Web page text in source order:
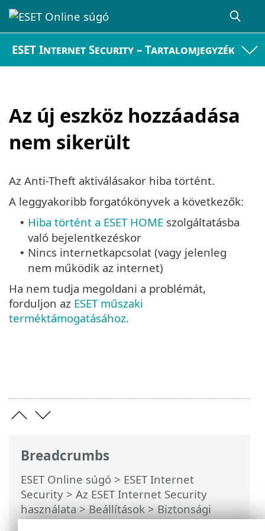
ESET Internet Security – Tartalomjegyzék
Az új eszköz hozzáadása
nem sikerült
Breadcrumbs
ESET Online súgó > ESET Internet
Security > Az ESET Internet Security
használata>Beállítások>Biztonsági
eszközök>Anti-Theft>
Az Anti-Theft aktiválásakor hiba történt.
A leggyakoribb forgatókönyvek a következők:
• Hiba történt a ESET HOME szolgáltatásba
való bejelentkezéskor
• Nincs internetkapcsolat (vagy jelenleg
nem működik az internet)
Ha nem tudja megoldani a problémát,
forduljon az ESET műszaki
terméktámogatásához.